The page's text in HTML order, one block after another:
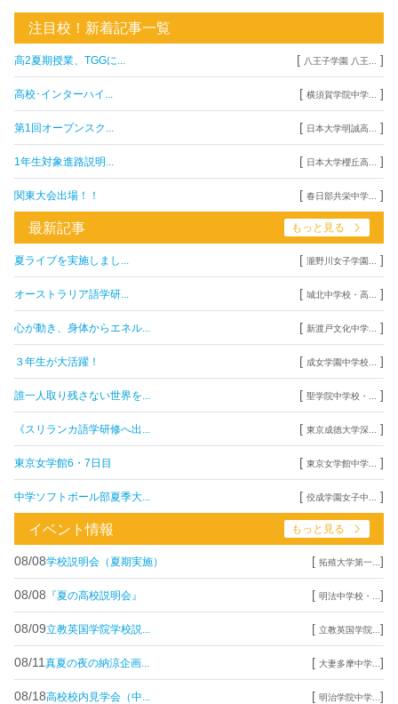
注目校！新着記事一覧
高2夏期授業、TGGに... [ 八王子学園 八王... ]
高校･インターハイ... [ 横須賀学院中学... ]
第1回オープンスク... [ 日本大学明誠高... ]
1年生対象進路説明... [ 日本大学櫻丘高... ]
関東大会出場！！ [ 春日部共栄中学... ]
最新記事 もっと見る
夏ライブを実施しまし... [ 瀧野川女子学園... ]
オーストラリア語学研... [ 城北中学校・高... ]
心が動き、身体からエネル... [ 新渡戸文化中学... ]
３年生が大活躍！ [ 成女学園中学校... ]
誰一人取り残さない世界を... [ 聖学院中学校・... ]
《スリランカ語学研修へ出... [ 東京成徳大学深... ]
東京女学館6・7日目 [ 東京女学館中学... ]
中学ソフトボール部夏季大... [ 佼成学園女子中... ]
イベント情報 もっと見る
08/08学校説明会（夏期実施） [ 拓殖大学第一... ]
08/08 『夏の高校説明会』 [ 明法中学校・... ]
08/09立教英国学院学校説... [ 立教英国学院... ]
08/11 真夏の夜の納涼企画... [ 大妻多摩中学... ]
08/18高校校内見学会（中... [ 明治学院中学... ]